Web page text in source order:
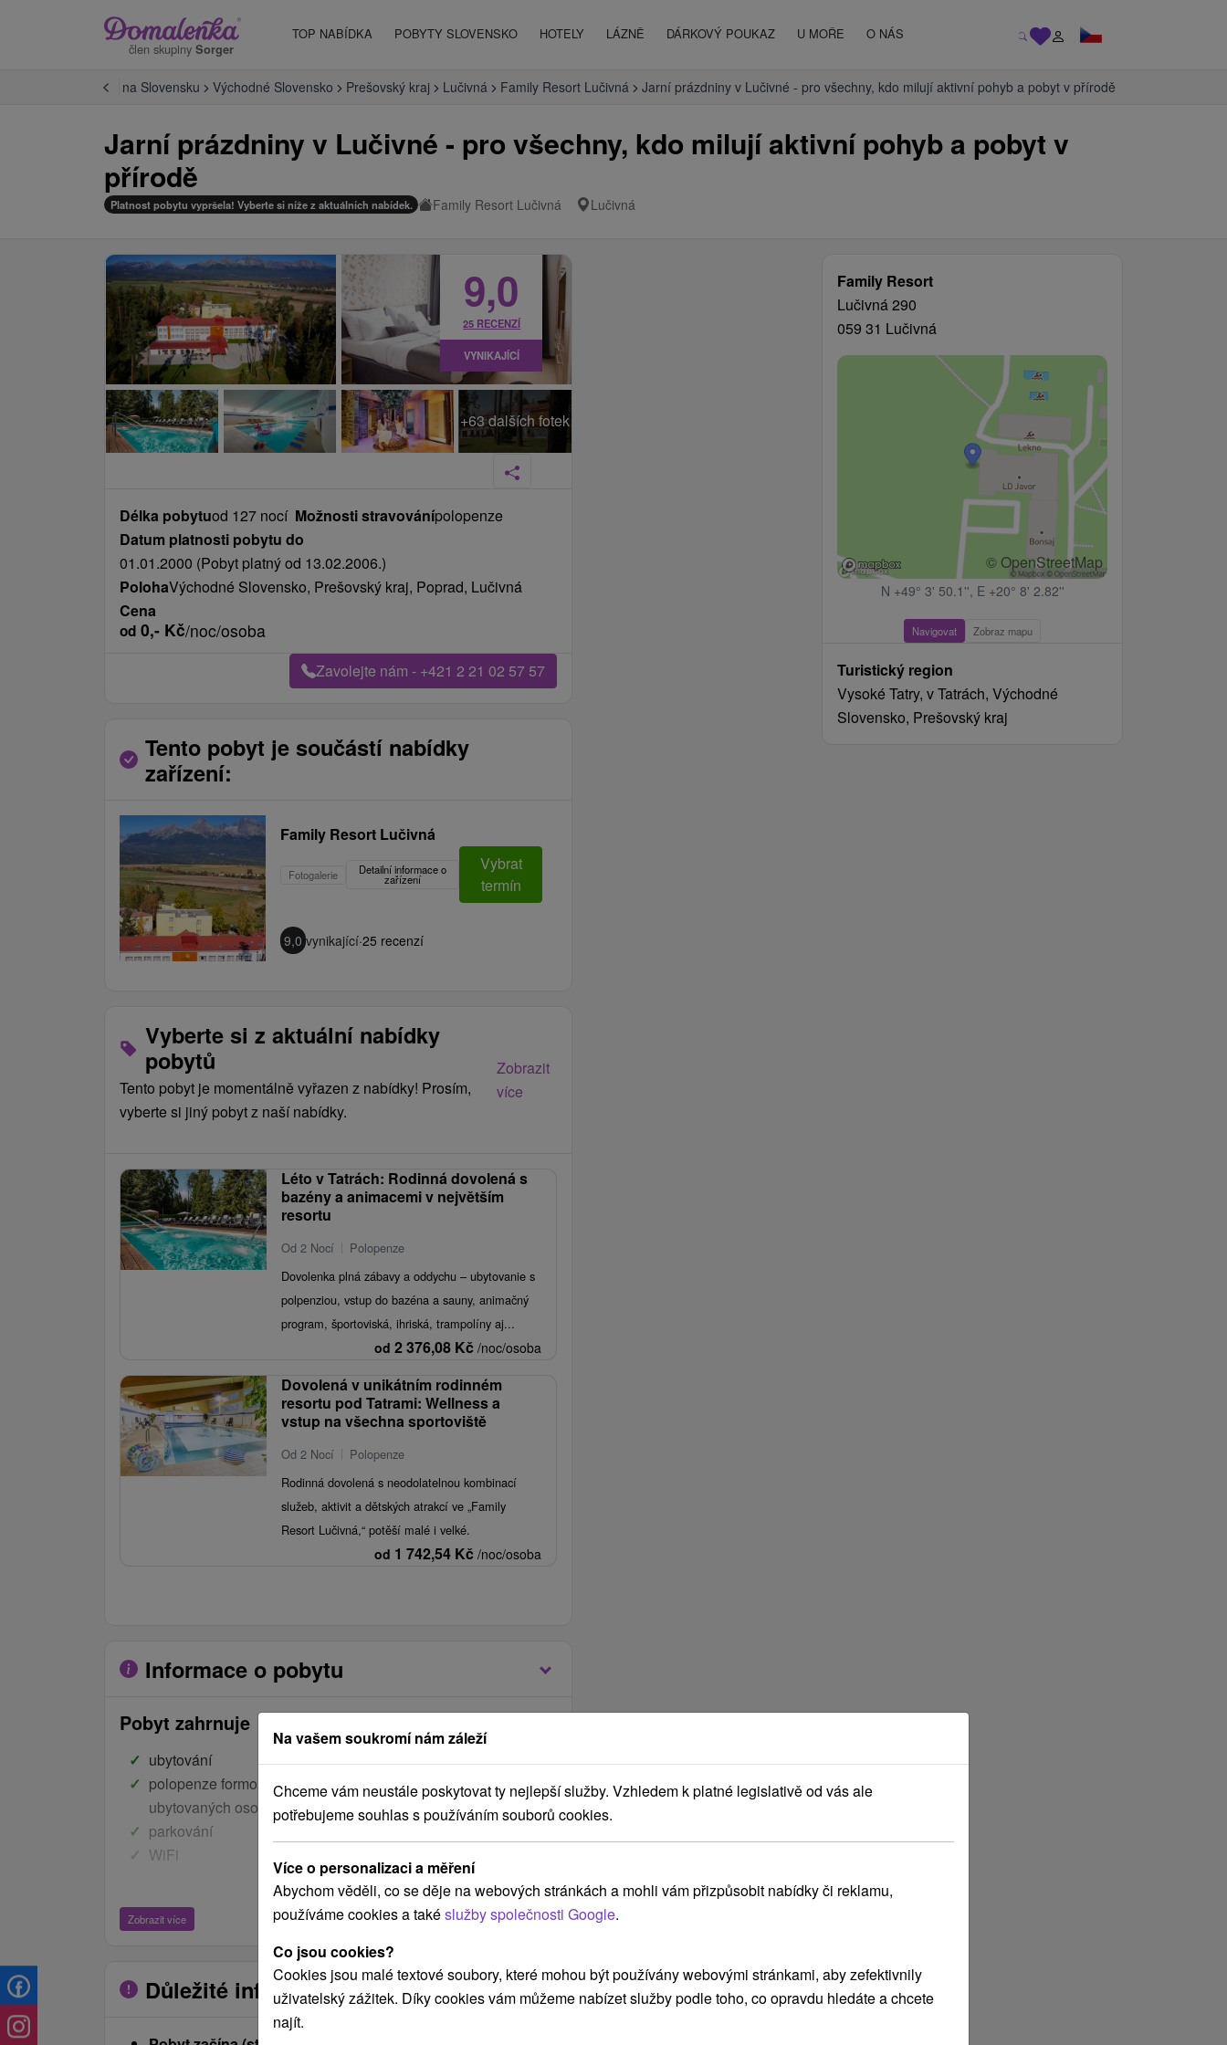
člen skupiny Sorger
TOP NABÍDKA POBYTY SLOVENSKO HOTELY LÁZNĚ DÁRKOVÝ POUKAZ U MOŘE O NÁS
Hotely na Slovensku Východné Slovensko Prešovský kraj Lučivná Family Resort Lučivná Jarní prázdniny v Lučivné - pro všechny, kdo milují aktivní pohyb a pobyt v přírodě
Jarní prázdniny v Lučivné - pro všechny, kdo milují aktivní pohyb a pobyt v
přírodě
Platnost pobytu vypršela! Vyberte si níže z aktuálních nabídek. Family Resort Lučivná Lučivná
Family Resort
Lučivná 290
059 31 Lučivná
© OpenStreetMap
N +49° 3' 50.1'', E +20° 8' 2.82''
Navigovat Zobraz mapu
Turistický region
Vysoké Tatry, v Tatrách, Východné
Slovensko, Prešovský kraj
+63 dalších fotek
9,0
25 RECENZÍ
VYNIKAJÍCÍ
Délka pobytuod 127 nocí Možnosti stravovánípolopenze
Datum platnosti pobytu do
01.01.2000 (Pobyt platný od 13.02.2006.)
PolohaVýchodné Slovensko, Prešovský kraj, Poprad, Lučivná
Cena
od 0,- Kč/noc/osoba
Zavolejte nám - +421 2 21 02 57 57
Tento pobyt je součástí nabídky
zařízení:
Family Resort Lučivná
Fotogalerie Detailní informace o
zařízení
Vybrat
termín
9,0 vynikající·25 recenzí
Vyberte si z aktuální nabídky
pobytů
Tento pobyt je momentálně vyřazen z nabídky! Prosím,
vyberte si jiný pobyt z naší nabídky.
Zobrazit
více
Léto v Tatrách: Rodinná dovolená s
bazény a animacemi v největším
resortu
Od 2 Nocí
Polopenze
Dovolenka plná zábavy a oddychu – ubytovanie s
polpenziou, vstup do bazéna a sauny, animačný
program, športoviská, ihriská, trampolíny aj...
od 2 376,08 Kč /noc/osoba
Dovolená v unikátním rodinném
resortu pod Tatrami: Wellness a
vstup na všechna sportoviště
Od 2 Nocí
Polopenze
Rodinná dovolená s neodolatelnou kombinací
služeb, aktivit a dětských atrakcí ve „Family
Resort Lučivná,“ potěší malé i velké.
od 1 742,54 Kč /noc/osoba
Informace o pobytu
Pobyt zahrnuje
ubytování
polopenze formou bufetových stolů je při počtu 20 a více
ubytovaných osob v hotelu
parkování
WiFi
neomezený vstup na všechny atrakce a sportoviště v areálu
Family Resort Lučivná:
Dětský lyžařský vlek
Kluziště
Snow tubingová dráha
Zobrazit více
Důležité informace
Na vašem soukromí nám záleží
Chceme vám neustále poskytovat ty nejlepší služby. Vzhledem k platné legislativě od vás ale
potřebujeme souhlas s používáním souborů cookies.
Více o personalizaci a měření
Abychom věděli, co se děje na webových stránkách a mohli vám přizpůsobit nabídky či reklamu,
používáme cookies a takéslužby společnosti Google.
Co jsou cookies?
Cookies jsou malé textové soubory, které mohou být používány webovými stránkami, aby zefektivnily
uživatelský zážitek. Díky cookies vám můžeme nabízet služby podle toho, co opravdu hledáte a chcete
najít.